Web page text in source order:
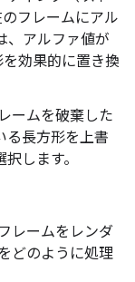
フレームにアル
、アルファ値が
効果的に置き換
ームを破棄した
る長方形を上書
します。
レームをレンダ
どのように処理